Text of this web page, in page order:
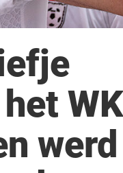
WK
werd